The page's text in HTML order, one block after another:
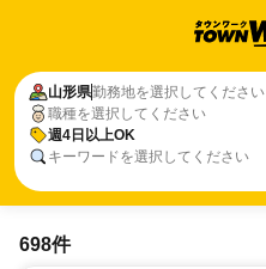
山形県勤務地を選択してください
職種を選択してください
週4日以上OK
キーワードを選択してください
698件